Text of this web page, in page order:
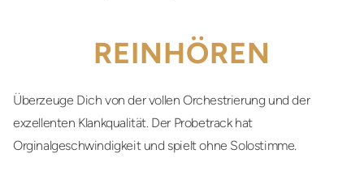
REINHÖREN
Überzeuge Dich von der vollen Orchestrierung und der
exzellenten Klankqualität. Der Probetrack hat
Orginalgeschwindigkeit und spielt ohne Solostimme.